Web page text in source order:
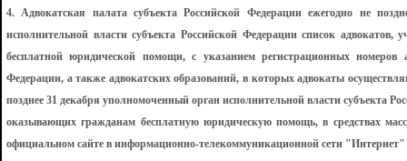
4. Адвокатская палата субъекта Российской Федерации ежегодно не
исполнительной власти субъекта Российской Федерации список адвокатов,
бесплатной юридической помощи, с указанием регистрационных номеров
Федерации, а также адвокатских образований, в которых адвокаты
позднее 31 декабря уполномоченный орган исполнительной власти субъекта
оказывающих гражданам бесплатную юридическую помощь, в средствах
официальном сайте в информационно-телекоммуникационной сети "Интернет"